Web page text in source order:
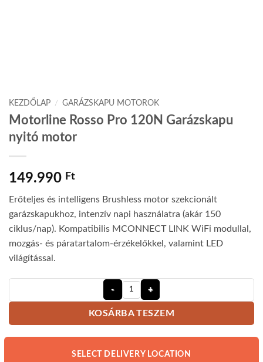
KEZDŐLAP / GARÁZSKAPU MOTOROK
Motorline Rosso Pro 120N Garázskapu
nyitó motor
149.990 Ft
Erőteljes és intelligens Brushless motor szekcionált
garázskapukhoz, intenzív napi használatra (akár 150
ciklus/nap). Kompatibilis MCONNECT LINK WiFi modullal,
mozgás- és páratartalom-érzékelőkkel, valamint LED
világítással.
Motorline Rosso Pro 120N
KOSÁRBA TESZEM
SELECT DELIVERY LOCATION